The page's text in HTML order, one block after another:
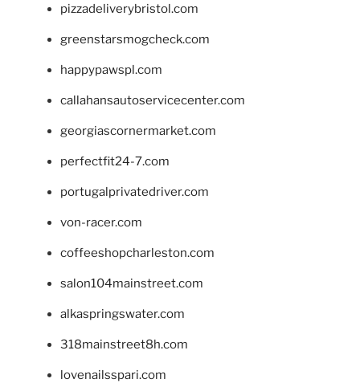
pizzadeliverybristol.com
greenstarsmogcheck.com
happypawspl.com
callahansautoservicecenter.com
georgiascornermarket.com
perfectfit24-7.com
portugalprivatedriver.com
von-racer.com
coffeeshopcharleston.com
salon104mainstreet.com
alkaspringswater.com
318mainstreet8h.com
lovenailsspari.com